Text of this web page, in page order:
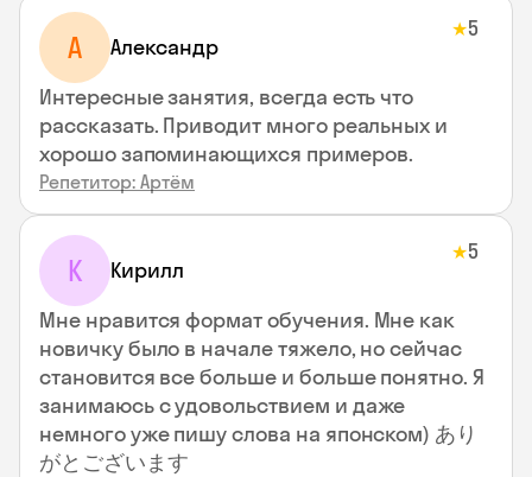
А Александр
★5
Интересные занятия, всегда есть что
рассказать. Приводит много реальных и
хорошо запоминающихся примеров.
Репетитор: Артём
К Кирилл
★5
Мне нравится формат обучения. Мне как
новичку было в начале тяжело, но сейчас
становится все больше и больше понятно. Я
занимаюсь с удовольствием и даже
немного уже пишу слова на японском) あり
がとございます